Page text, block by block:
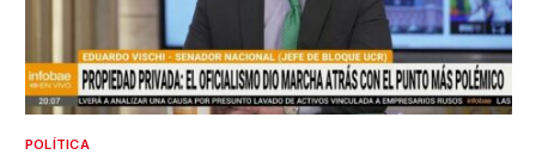
POLÍTICA